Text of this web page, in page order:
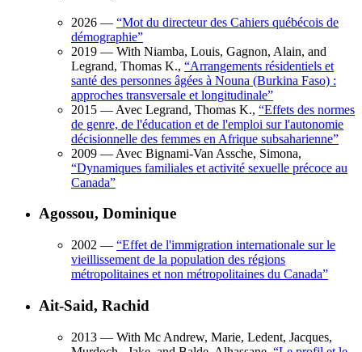
2026 — “Mot du directeur des Cahiers québécois de
démographie”
2019 — With Niamba, Louis, Gagnon, Alain, and
Legrand, Thomas K., “Arrangements résidentiels et
santé des personnes âgées à Nouna (Burkina Faso) :
approches transversale et longitudinale”
2015 — Avec Legrand, Thomas K., “Effets des normes
de genre, de l'éducation et de l'emploi sur l'autonomie
décisionnelle des femmes en Afrique subsaharienne”
2009 — Avec Bignami-Van Assche, Simona,
“Dynamiques familiales et activité sexuelle précoce au
Canada”
Agossou, Dominique
2002 — “Effet de l'immigration internationale sur le
vieillissement de la population des régions
métropolitaines et non métropolitaines du Canada”
Ait-Said, Rachid
2013 — With Mc Andrew, Marie, Ledent, Jacques,